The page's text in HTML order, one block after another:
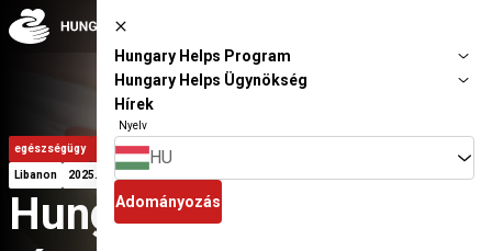
Ugrás a fő tartalomhoz
Hungary Helps Program
Hungary Helps Ügynökség
Hírek
Nyelv
HU
Adományozás
egészségügy humanitárius segítségnyújtás
Libanon 2025. 08. 11.
Hungary Helps